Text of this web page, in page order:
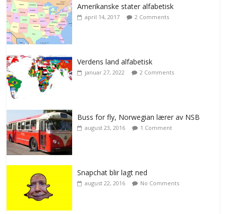
Amerikanske stater alfabetisk
april 14, 2017 2 Comments
Verdens land alfabetisk
januar 27, 2022 2 Comments
Buss for fly, Norwegian lærer av NSB
august 23, 2016 1 Comment
Snapchat blir lagt ned
august 22, 2016 No Comments